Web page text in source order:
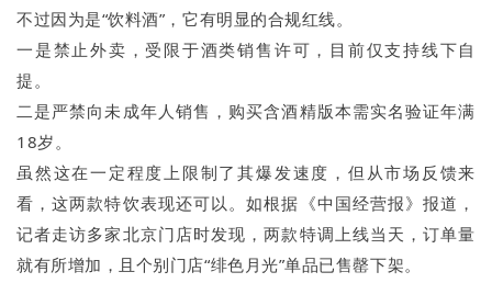
不过因为是“饮料酒”，它有明显的合规红线。
一是禁止外卖，受限于酒类销售许可，目前仅支持线下自
提。
二是严禁向未成年人销售，购买含酒精版本需实名验证年满
18岁。
虽然这在一定程度上限制了其爆发速度，但从市场反馈来
看，这两款特饮表现还可以。如根据《中国经营报》报道，
记者走访多家北京门店时发现，两款特调上线当天，订单量
就有所增加，且个别门店“绯色月光”单品已售罄下架。